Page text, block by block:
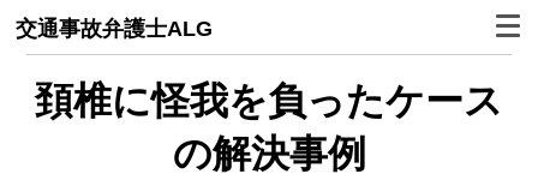
交通事故弁護士ALG
頚椎に怪我を負ったケース
の解決事例